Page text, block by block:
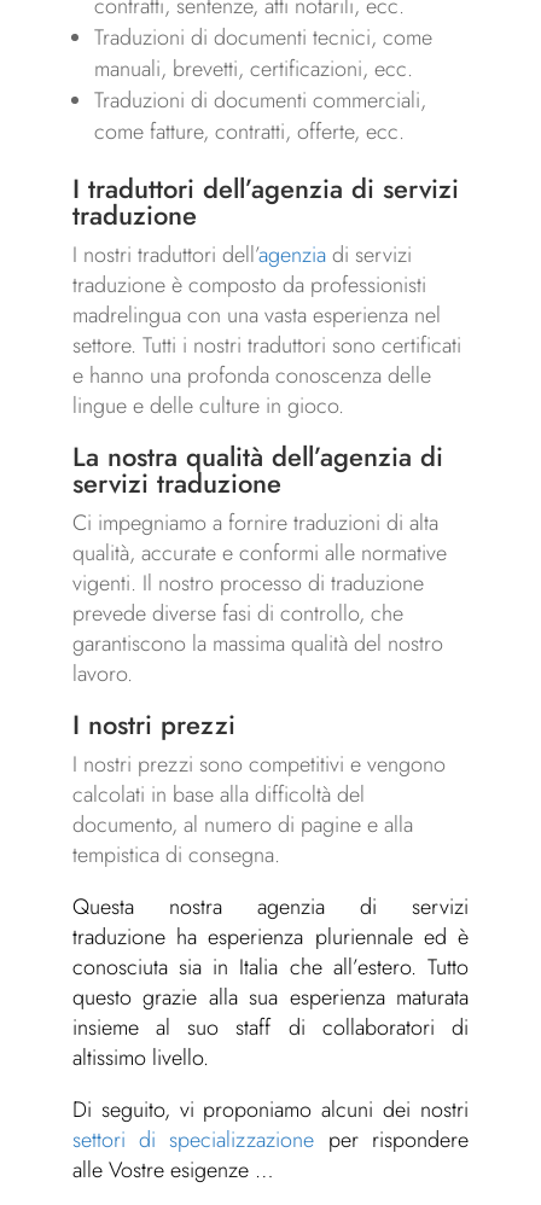
Traduzioni di documenti tecnici, come
manuali, brevetti, certificazioni, ecc.
Traduzioni di documenti commerciali,
come fatture, contratti, offerte, ecc.
I traduttori dell’agenzia di servizi
traduzione
I nostri traduttori dell’agenziadi servizi
traduzione è composto da professionisti
madrelingua con una vasta esperienza nel
settore. Tutti i nostri traduttori sono certificati
e hanno una profonda conoscenza delle
lingue e delle culture in gioco.
La nostra qualità dell’agenzia di
servizi traduzione
Ci impegniamo a fornire traduzioni di alta
qualità, accurate e conformi alle normative
vigenti. Il nostro processo di traduzione
prevede diverse fasi di controllo, che
garantiscono la massima qualità del nostro
lavoro.
I nostri prezzi
I nostri prezzi sono competitivi e vengono
calcolati in base alla difficoltà del
documento, al numero di pagine e alla
tempistica di consegna.
Questa nostra agenzia di servizi
traduzione ha esperienza pluriennale ed è
conosciuta sia in Italia che all’estero. Tutto
questo grazie alla sua esperienza maturata
insieme al suo staff di collaboratori di
altissimo livello.
Di seguito, vi proponiamo alcuni dei nostri
settori di specializzazione per rispondere
alle Vostre esigenze …